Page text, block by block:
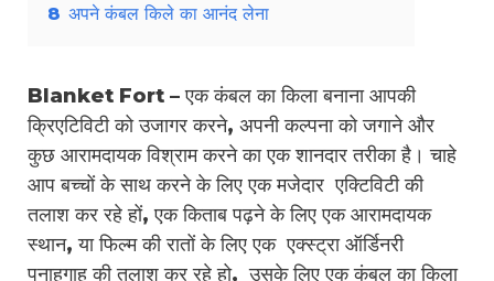
8 अपने कंबल किले का आनंद लेना
Blanket Fort – एक कंबल का किला बनाना आपकी
क्रिएटिविटी को उजागर करने, अपनी कल्पना को जगाने और
कुछ आरामदायक विश्राम करने का एक शानदार तरीका है। चाहे
आप बच्चों के साथ करने के लिए एक मजेदार एक्टिविटी की
तलाश कर रहे हों, एक किताब पढ़ने के लिए एक आरामदायक
स्थान, या फिल्म की रातों के लिए एक एक्स्ट्रा ऑर्डिनरी
पनाहगाह की तलाश कर रहे हो, उसके लिए एक कंबल का किला